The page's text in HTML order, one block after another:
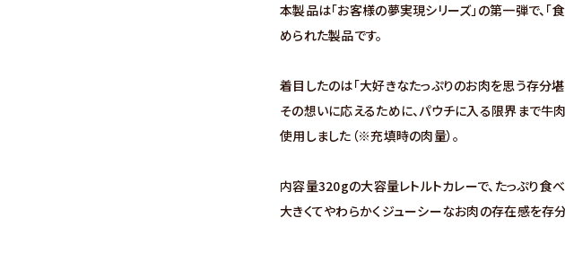
本製品は「お客様の夢実現シリーズ」の第一弾で、
められた製品です。
着目したのは「大好きなたっぷりのお肉を思う存分
その想いに応えるために、パウチに入る限界まで
使用しました（※充填時の肉量）。
内容量320gの大容量レトルトカレーで、たっぷり
大きくてやわらかくジューシーなお肉の存在感を存